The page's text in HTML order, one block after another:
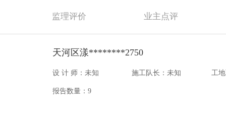
监理评价 业主点评
天河区漾********2750
设 计 师：未知 施工队长：未知 工
报告数量：9